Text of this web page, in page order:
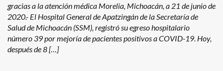
gracias a la atención médica Morelia, Michoacán, a 21 de junio de
2020.- El Hospital General de Apatzingán de la Secretaría de
Salud de Michoacán (SSM), registró su egreso hospitalario
número 39 por mejoría de pacientes positivos a COVID-19. Hoy,
después de 8 […]